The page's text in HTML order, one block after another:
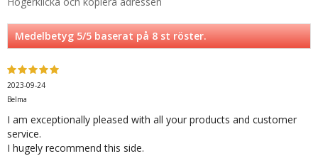
Medelbetyg5/5 baserat på8st röster.
2023-09-24
Belma
I am exceptionally pleased with all your products and customer
service.
I hugely recommend this side.